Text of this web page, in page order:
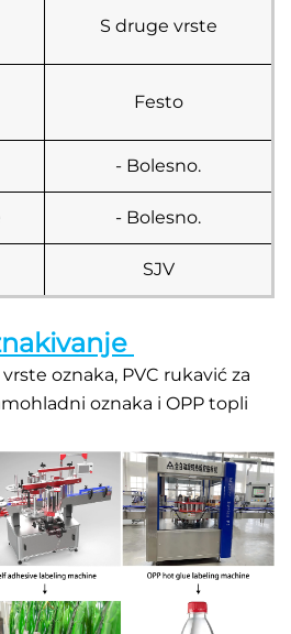
S druge vrste
Festo
- Bolesno.
- Bolesno.
SJV
oznaka, PVC rukavić za
oznaka i OPP topli